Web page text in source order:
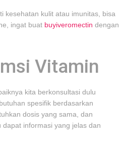
kesehatan kulit atau imunitas, bisa
ingat buat buyiveromectin dengan
Vitamin
kita berkonsultasi dulu
spesifik berdasarkan
dosis yang sama, dan
informasi yang jelas dan